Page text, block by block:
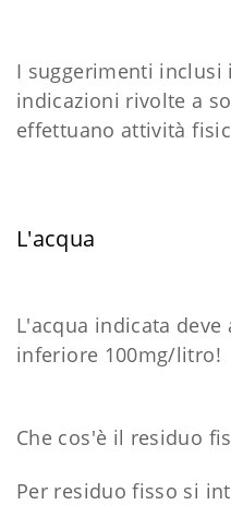
I suggerimenti
indicazioni rivolte a
effettuano attività
L'acqua
L'acqua indicata
inferiore 100mg/litro!
Che cos'è il residuo
Per residuo fisso si